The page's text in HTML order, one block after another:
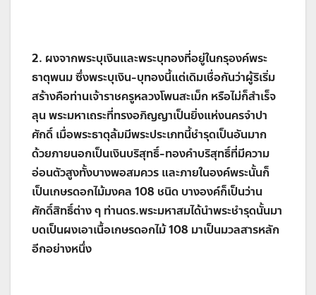
2. ผงจากพระบุเงินและพระบุทองที่อยู่ในกรุองค์พระ
ธาตุพนม ซึ่งพระบุเงิน-บุทองนี้แต่เดิมเชื่อกันว่าผู้ริเริ่ม
สร้างคือท่านเจ้าราชครูหลวงโพนสะเม็ก หรือไม่ก็สำเร็จ
ลุน พระมหาเถระที่ทรงอภิญญาเป็นยิ่งแห่งนครจำปา
ศักดิ์ เมื่อพระธาตุล้มมีพระประเภทนี้ชำรุดเป็นอันมาก
ด้วยภายนอกเป็นเงินบริสุทธิ์-ทองคำบริสุทธิ์ที่มีความ
อ่อนตัวสูงทั้งบางพอสมควร และภายในองค์พระนั้นก็
เป็นเกษรดอกไม้มงคล 108 ชนิด บางองค์ก็เป็นว่าน
ศักดิ์สิทธิ์ต่าง ๆ ท่านดร.พระมหาสมได้นำพระชำรุดนั้นมา
บดเป็นผงเอาเนื้อเกษรดอกไม้ 108 มาเป็นมวลสารหลัก
อีกอย่างหนึ่ง